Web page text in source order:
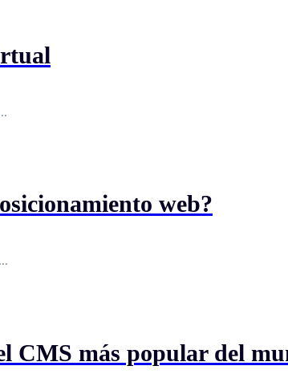
web?
CMS más popular del